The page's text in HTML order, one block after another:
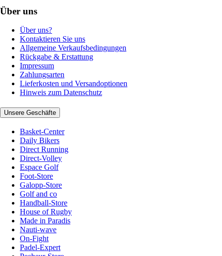
Über uns
Über uns?
Kontaktieren Sie uns
Allgemeine Verkaufsbedingungen
Rückgabe & Erstattung
Impressum
Zahlungsarten
Lieferkosten und Versandoptionen
Hinweis zum Datenschutz
Unsere Geschäfte
Basket-Center
Daily Bikers
Direct Running
Direct-Volley
Espace Golf
Foot-Store
Galopp-Store
Golf and co
Handball-Store
House of Rugby
Made in Paradis
Nauti-wave
On-Fight
Padel-Expert